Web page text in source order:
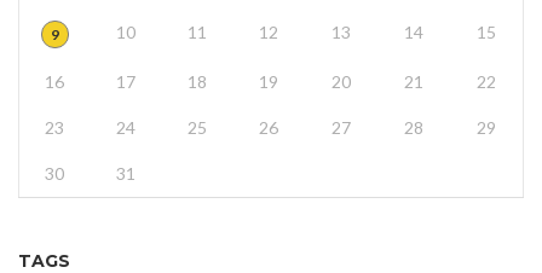
9 10 11 12 13 14 15
16 17 18 19 20 21 22
23 24 25 26 27 28 29
30 31
TAGS